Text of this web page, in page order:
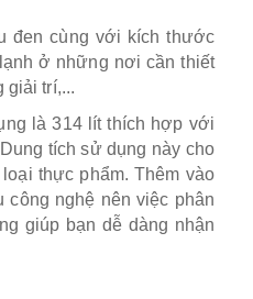
đen cùng với kích thước
ở những nơi cần thiết
giải trí,...
là 314 lít thích hợp với
tích sử dụng này cho
thực phẩm. Thêm vào
công nghệ nên việc phân
giúp bạn dễ dàng nhận